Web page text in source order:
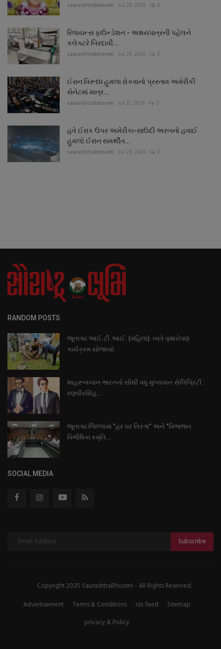
saurashtrabhoomi Jul 29, 2026 0
રિલાયન્સ ફાઉન્ડેશન - અક્ષયપાત્રની પહેલને
કલેક્ટરે બિરદાવી...
saurashtrabhoomi Jul 29, 2026 0
ઈરાન વિરૂધ્ધ હુમલા રોકવાનો પ્રસ્તાવ અમેરીકી
સેનેટમાં માત્ર...
saurashtrabhoomi Jul 31, 2026 0
હવે ઈરાક ઉપર અમેરીકા-સાઉદી અરબનો હવાઈ
હુમલો ઈરાન સમર્થીત...
saurashtrabhoomi Jul 29, 2026 0
RANDOM POSTS
જૂનાગઢ આઈ.ટી.આઈ. (મહિલા) ખાતે વૃક્ષારોપણ
કાર્યક્રમ યોજાયો
શાહરૂખખાન ભારતનો સૌથી વધુ મુલ્યવાન સેલિબ્રિટી :
રણવીરસિંહ...
જૂનાગઢ જિલ્લામાં "હર ઘર તિરંગા" અને "વિભાજન
વિભીષિકા સ્મૃતિ...
SOCIAL MEDIA
Subscribe
Copyright 2025 SaurashtraBhoomi - All Rights Reserved.
Advertisement
Terms & Conditions rss-feed
Sitemap
privacy & Policy